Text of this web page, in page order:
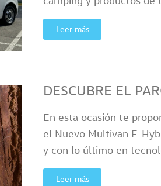
Leer más
DESCUBRE EL
En esta ocasión te
el Nuevo Multivan E-
y con lo último en
Leer más